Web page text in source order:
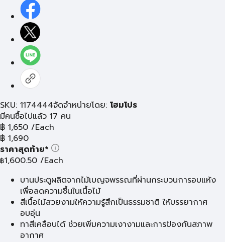
SKU: 1174444จัดจำหน่ายโดย: โฮมโปร
มีคนซื้อไปแล้ว 17 คน
฿ 1,650 /Each
฿ 1,690
ราคาสุดท้าย*
฿1,600.50 /Each
บานประตูผลิตจากไม้เบญจพรรณที่ผ่านกระบวนการอบแห้ง
เพื่อลดความชื้นในเนื้อไม้
สีเนื้อไม้สวยงามให้ความรู้สึกเป็นธรรมชาติ ให้บรรยากาศ
อบอุ่น
ทาสีเคลือบได้ ช่วยเพิ่มความเงางามและการป้องกันสภาพ
อากาศ